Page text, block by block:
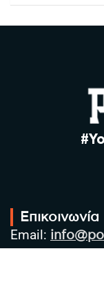
Επικοινωνία
Email:
Τηλ: